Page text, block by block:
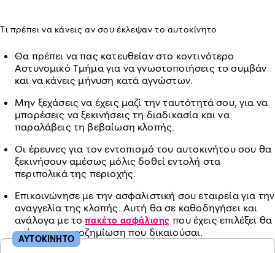
Τι πρέπει να κάνεις αν σου έκλεψαν το αυτοκίνητο
Θα πρέπει να πας κατευθείαν στο κοντινότερο
Αστυνομικό Τμήμα για να γνωστοποιήσεις το συμβάν
και να κάνεις μήνυση κατά αγνώστων.
Μην ξεχάσεις να έχεις μαζί την ταυτότητά σου, για να
μπορέσεις να ξεκινήσεις τη διαδικασία και να
παραλάβεις τη βεβαίωση κλοπής.
Οι έρευνες για τον εντοπισμό του αυτοκινήτου σου θα
ξεκινήσουν αμέσως μόλις δοθεί εντολή στα
περιπολικά της περιοχής.
Επικοινώνησε με την ασφαλιστική σου εταιρεία για την
αναγγελία της κλοπής. Αυτή θα σε καθοδηγήσει και
ανάλογα με τοπακέτο ασφάλισης που έχεις επιλέξει θα
ορίσει την αποζημίωση που δικαιούσαι.
ΑΥΤΟΚΙΝΗΤΟ